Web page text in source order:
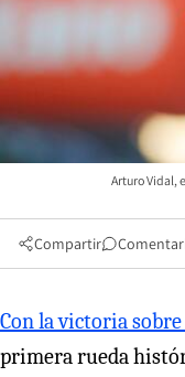
Arturo Vidal,
Compartir
Con la victoria sobre
primera rueda